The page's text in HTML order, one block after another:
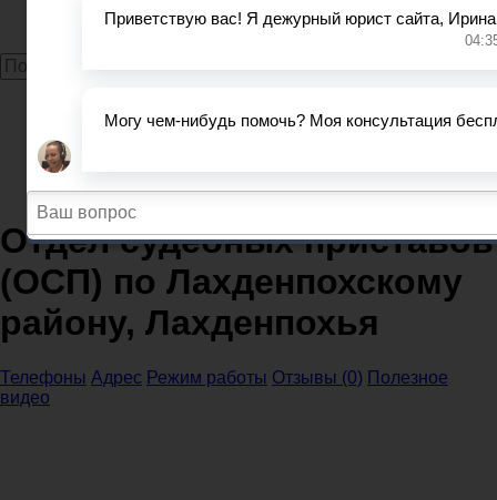
Задать вопрос юристу
Судебные приставы
Республика Карелия
Отдел судебных приставов (ОСП) по Лахденпохскому
району, Лахденпохья
Отдел судебных приставов
(ОСП) по Лахденпохскому
району, Лахденпохья
Телефоны Адрес Режим работы Отзывы (0) Полезное
видео